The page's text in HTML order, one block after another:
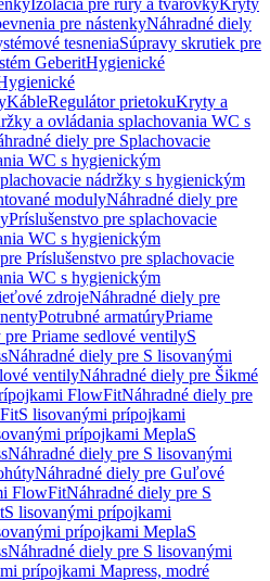
Izolácia pre rúry a tvarovkyKryty
pre nástenkyNáhradné diely
tesneniaSúpravy skrutiek pre
GeberitHygienické
KábleRegulátor prietokuKryty a
a ovládania splachovania WC s
diely pre Splachovacie
WC s hygienickým
nádržky s hygienickým
modulyNáhradné diely pre
Príslušenstvo pre splachovacie
WC s hygienickým
Príslušenstvo pre splachovacie
WC s hygienickým
zdrojeNáhradné diely pre
Potrubné armatúryPriame
Priame sedlové ventilyS
Náhradné diely pre S lisovanými
ventilyNáhradné diely pre Šikmé
FlowFitNáhradné diely pre
S lisovanými prípojkami
prípojkami MeplaS
Náhradné diely pre S lisovanými
Náhradné diely pre Guľové
FlowFitNáhradné diely pre S
S lisovanými prípojkami
prípojkami MeplaS
Náhradné diely pre S lisovanými
prípojkami Mapress, modré